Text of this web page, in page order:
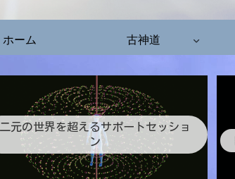
ホーム 古神道
二元の世界を超えるサポートセッショ
ン